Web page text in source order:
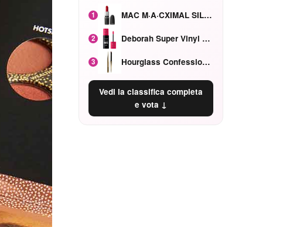
1 MAC M·A·CXIMAL SILKY MATTE Red Rock mat
2 Deborah Super Vinyl Shake Rosa Ciliegia
3 Hourglass Confession Ricaricabile Ultra Preciso Ad Alta Intensità Secretly Classic Red
Vedi la classifica completa
e vota ↓